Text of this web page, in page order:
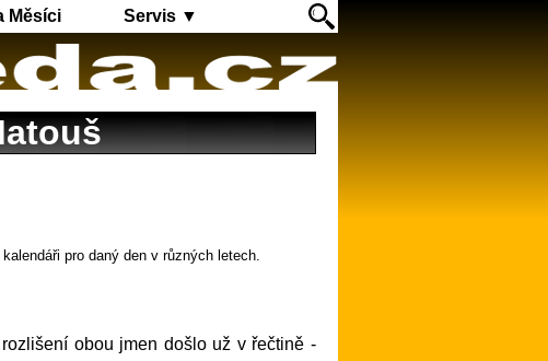
Měsíci Servis ▼
pro daný den v různých letech.
obou jmen došlo už v řečtině -